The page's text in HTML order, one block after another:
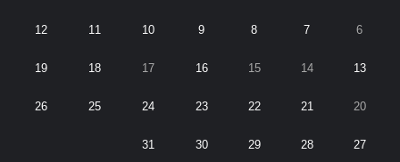
6
7
8
9
10
11
12
13
14
15
16
17
18
19
20
21
22
23
24
25
26
27
28
29
30
31